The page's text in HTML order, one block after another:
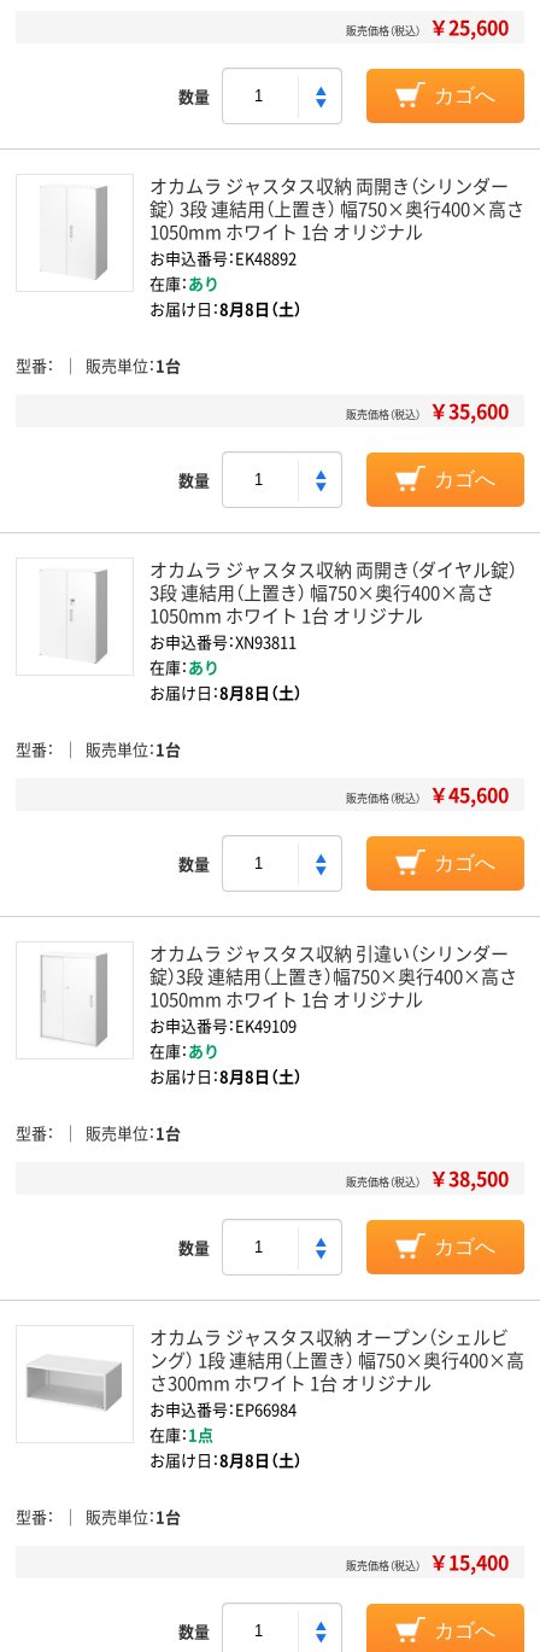
販売価格（税込） ￥25,600
数量 カゴへ
オカムラ ジャスタス収納 両開き（シリンダー
錠） 3段 連結用（上置き） 幅750×奥行400×高さ
1050mm ホワイト 1台 オリジナル
お申込番号：EK48892
在庫：あり
お届け日：8月8日（土）
型番 販売単位 1台
販売価格（税込） ￥35,600
数量 カゴへ
オカムラ ジャスタス収納 両開き（ダイヤル錠）
3段 連結用（上置き） 幅750×奥行400×高さ
1050mm ホワイト 1台 オリジナル
お申込番号：XN93811
在庫：あり
お届け日：8月8日（土）
型番 販売単位 1台
販売価格（税込） ￥45,600
数量 カゴへ
オカムラ ジャスタス収納 引違い（シリンダー
錠）3段 連結用（上置き）幅750×奥行400×高さ
1050mm ホワイト 1台 オリジナル
お申込番号：EK49109
在庫：あり
お届け日：8月8日（土）
型番 販売単位 1台
販売価格（税込） ￥38,500
数量 カゴへ
オカムラ ジャスタス収納 オープン（シェルビ
ング） 1段 連結用（上置き） 幅750×奥行400×高
さ300mm ホワイト 1台 オリジナル
お申込番号：EP66984
在庫：1点
お届け日：8月8日（土）
型番 販売単位 1台
販売価格（税込） ￥15,400
数量 カゴへ